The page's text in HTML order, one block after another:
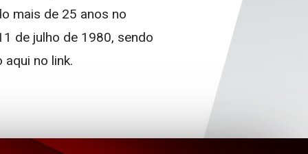
mais de 25 anos no
de julho de 1980, sendo
no link.